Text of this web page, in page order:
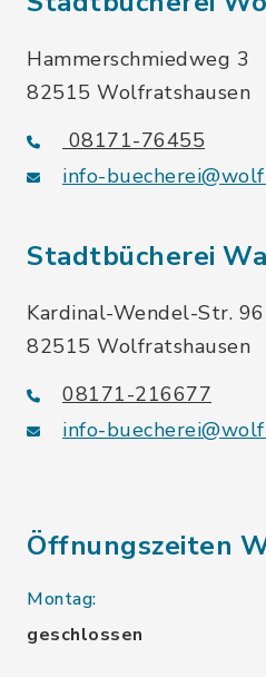
Hammerschmiedweg 3
82515 Wolfratshausen
08171-76455
info-
Stadtbücherei
Kardinal-Wendel-Str. 96
82515 Wolfratshausen
08171-216677
info-
Öffnungszeiten
Montag:
geschlossen